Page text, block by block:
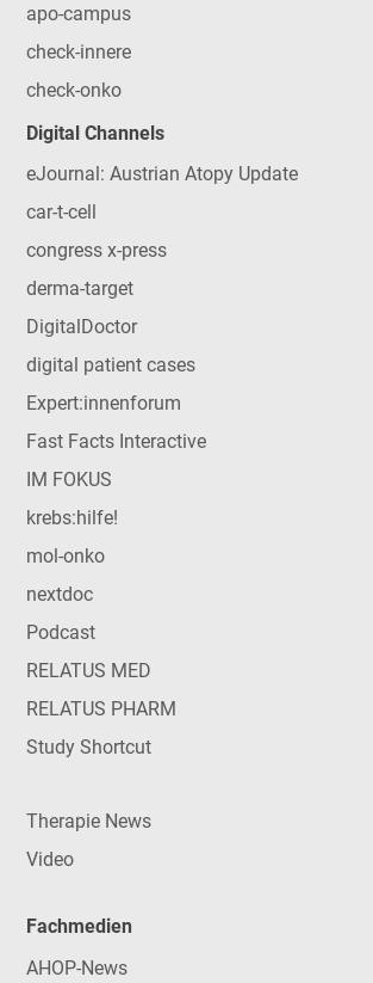
apo-campus
check-innere
check-onko
Digital Channels
eJournal: Austrian Atopy Update
car-t-cell
congress x-press
derma-target
DigitalDoctor
digital patient cases
Expert:innenforum
Fast Facts Interactive
IM FOKUS
krebs:hilfe!
mol-onko
nextdoc
Podcast
RELATUS MED
RELATUS PHARM
Study Shortcut
Therapie News
Video
Fachmedien
AHOP-News